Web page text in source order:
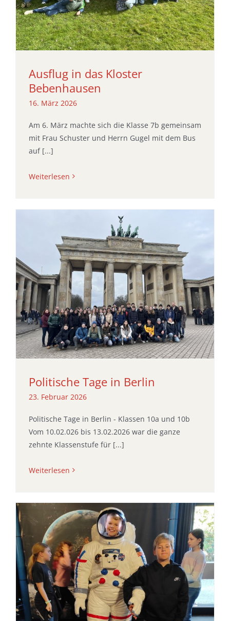
Ausflug in das Kloster
Bebenhausen
16. März 2026
Am 6. März machte sich die Klasse 7b gemeinsam
mit Frau Schuster und Herrn Gugel mit dem Bus
auf [...]
Weiterlesen
Politische Tage in Berlin
23. Februar 2026
Politische Tage in Berlin - Klassen 10a und 10b
Vom 10.02.026 bis 13.02.2026 war die ganze
zehnte Klassenstufe für [...]
Weiterlesen